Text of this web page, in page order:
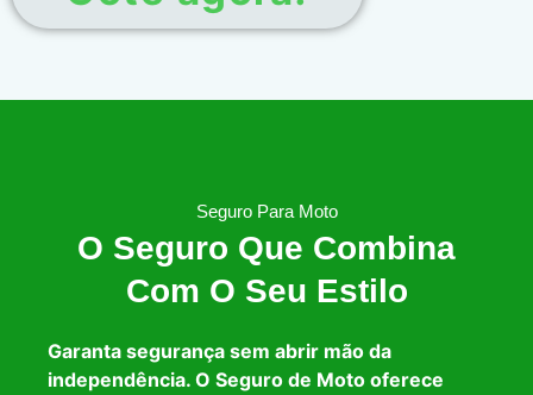
Seguro Para Moto
O Seguro Que Combina
Com O Seu Estilo
Garanta segurança sem abrir mão da
independência. O Seguro de Moto oferece